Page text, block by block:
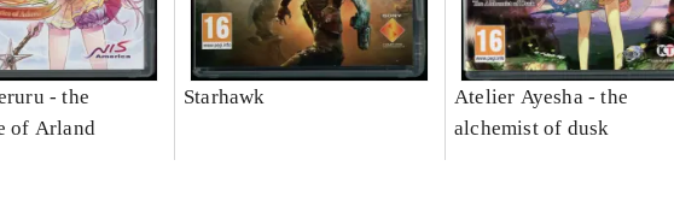
- the
of Arland
Starhawk
Atelier Ayesha - the
alchemist of dusk